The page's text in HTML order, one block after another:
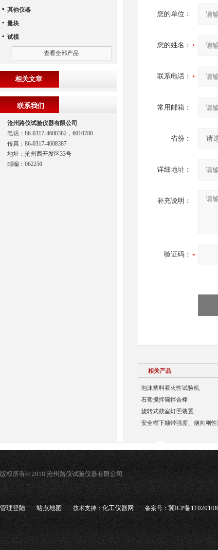
您的单位：
您的姓名：
联系电话：
常用邮箱：
省份：
详细地址：
补充说明：
验证码：
相关产品
泡沫塑料着火性试验机
石膏搅拌碗拌合棒
​旋转式鼓室灯照装置
安全帽下颏带强度、侧向刚
其他仪器
量块
试模
查看全部产品
相关文章
联系我们
沧州路仪试验仪器有限公司
电话：86-0317-4608382，6010788
传真：86-0317-4608387
地址：沧州西开发区33号
邮编：062250
版权所有© 2018 沧州路仪试验仪器有限公司
管理登陆 站点地图 技术支持：化工仪器网 备案号：冀ICP备